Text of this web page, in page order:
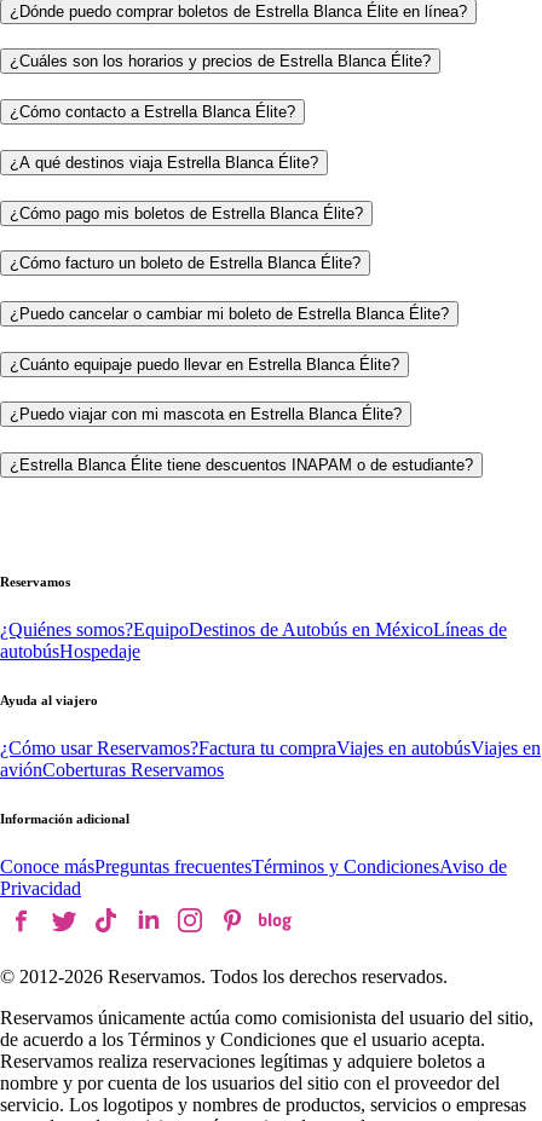
¿Dónde puedo comprar boletos de Estrella Blanca Élite en línea?
¿Cuáles son los horarios y precios de Estrella Blanca Élite?
¿Cómo contacto a Estrella Blanca Élite?
¿A qué destinos viaja Estrella Blanca Élite?
¿Cómo pago mis boletos de Estrella Blanca Élite?
¿Cómo facturo un boleto de Estrella Blanca Élite?
¿Puedo cancelar o cambiar mi boleto de Estrella Blanca Élite?
¿Cuánto equipaje puedo llevar en Estrella Blanca Élite?
¿Puedo viajar con mi mascota en Estrella Blanca Élite?
¿Estrella Blanca Élite tiene descuentos INAPAM o de estudiante?
Reservamos
¿Quiénes somos?EquipoDestinos de Autobús en MéxicoLíneas de
autobúsHospedaje
Ayuda al viajero
¿Cómo usar Reservamos?Factura tu compraViajes en autobúsViajes en
aviónCoberturas Reservamos
Información adicional
Conoce másPreguntas frecuentesTérminos y CondicionesAviso de
Privacidad
© 2012-2026 Reservamos. Todos los derechos reservados.
Reservamos únicamente actúa como comisionista del usuario del sitio,
de acuerdo a los Términos y Condiciones que el usuario acepta.
Reservamos realiza reservaciones legítimas y adquiere boletos a
nombre y por cuenta de los usuarios del sitio con el proveedor del
servicio. Los logotipos y nombres de productos, servicios o empresas